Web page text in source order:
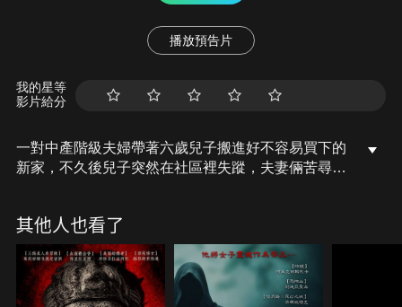
播放預告片
我的星等
影片給分
一對中產階級夫婦帶著六歲兒子搬進好不容易買下的
新家，不久後兒子突然在社區裡失蹤，夫妻倆苦尋不
於母親的天性，她堅持查出這名住戶的身份，卻沒想
到隨著她抽絲剝繭，社區居民避而不談的秘密即將揭
曉…
其他人也看了